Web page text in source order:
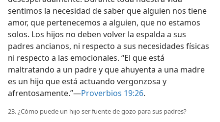
sentimos la necesidad de saber que alguien nos tiene
amor, que pertenecemos a alguien, que no estamos
solos. Los hijos no deben volver la espalda a sus
padres ancianos, ni respecto a sus necesidades físicas
ni respecto a las emocionales. “El que está
maltratando a un padre y que ahuyenta a una madre
es un hijo que está actuando vergonzosa y
afrentosamente.”—Proverbios 19:26.
23. ¿Cómo puede un hijo ser fuente de gozo para sus padres?